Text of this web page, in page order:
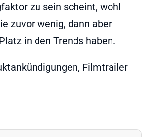
zu sein scheint, wohl
zuvor wenig, dann aber
in den Trends haben.
Filmtrailer